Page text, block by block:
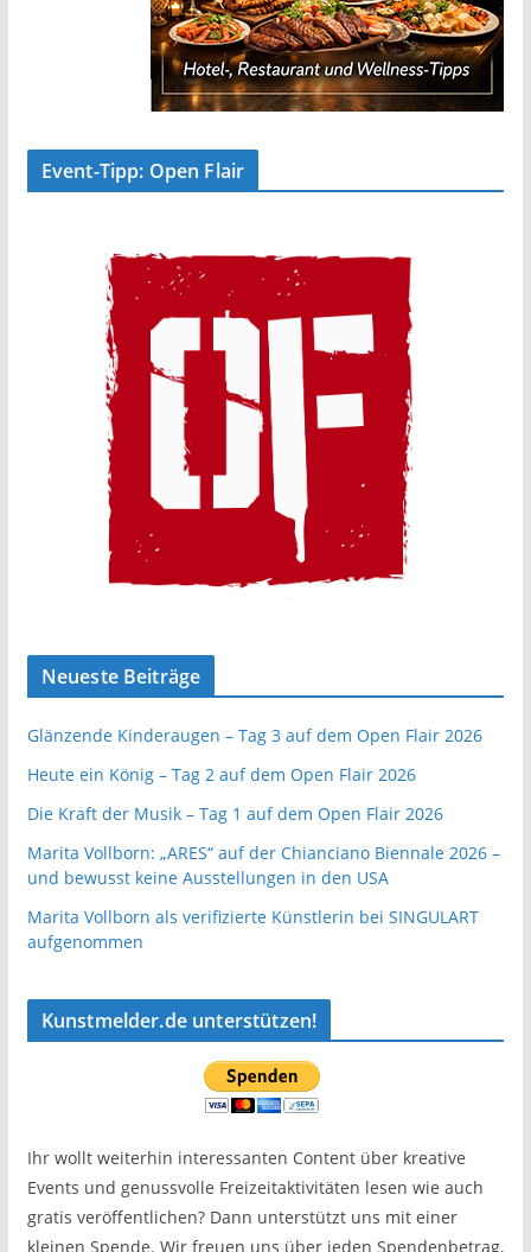
Event-Tipp: Open Flair
Neueste Beiträge
Glänzende Kinderaugen – Tag 3 auf dem Open Flair 2026
Heute ein König – Tag 2 auf dem Open Flair 2026
Die Kraft der Musik – Tag 1 auf dem Open Flair 2026
Marita Vollborn: „ARES“ auf der Chianciano Biennale 2026 –
und bewusst keine Ausstellungen in den USA
Marita Vollborn als verifizierte Künstlerin bei SINGULART
aufgenommen
Kunstmelder.de unterstützen!
Ihr wollt weiterhin interessanten Content über kreative
Events und genussvolle Freizeitaktivitäten lesen wie auch
gratis veröffentlichen? Dann unterstützt uns mit einer
kleinen Spende. Wir freuen uns über jeden Spendenbetrag,